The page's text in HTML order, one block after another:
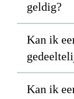
geldig?
Kan ik
Kan ik